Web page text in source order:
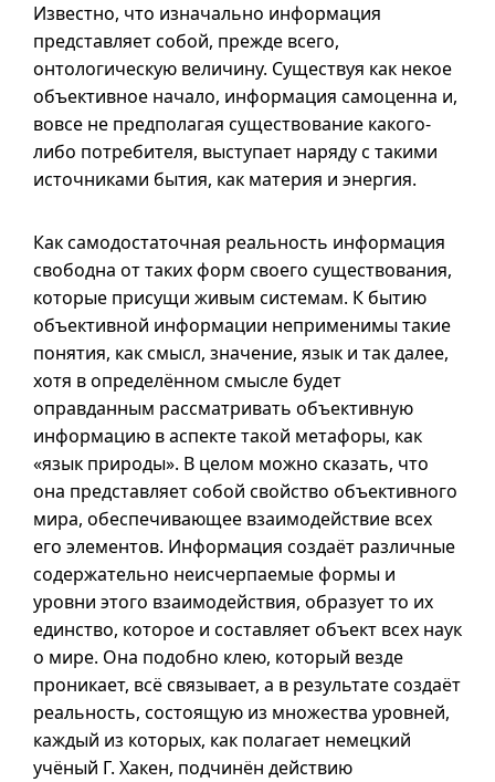
Известно, что изначально информация
представляет собой, прежде всего,
онтологическую величину. Существуя как некое
объективное начало, информация самоценна и,
вовсе не предполагая существование какого-
либо потребителя, выступает наряду с такими
источниками бытия, как материя и энергия.
Как самодостаточная реальность информация
свободна от таких форм своего существования,
которые присущи живым системам. К бытию
объективной информации неприменимы такие
понятия, как смысл, значение, язык и так далее,
хотя в определённом смысле будет
оправданным рассматривать объективную
информацию в аспекте такой метафоры, как
«язык природы». В целом можно сказать, что
она представляет собой свойство объективного
мира, обеспечивающее взаимодействие всех
его элементов. Информация создаёт различные
содержательно неисчерпаемые формы и
уровни этого взаимодействия, образует то их
единство, которое и составляет объект всех наук
о мире. Она подобно клею, который везде
проникает, всё связывает, а в результате создаёт
реальность, состоящую из множества уровней,
каждый из которых, как полагает немецкий
учёный Г. Хакен, подчинён действию